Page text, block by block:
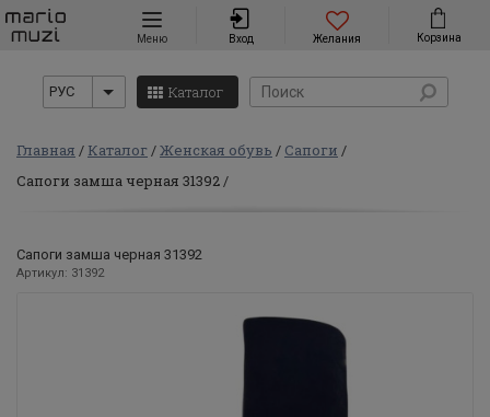
Навигация
Меню Вход Желания Корзина
РУС Каталог
Главная Каталог Женская обувь
Сапоги
Сапоги замша черная 31392
Сапоги замша черная 31392
Артикул: 31392